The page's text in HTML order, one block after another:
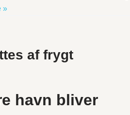
»
af frygt
havn bliver